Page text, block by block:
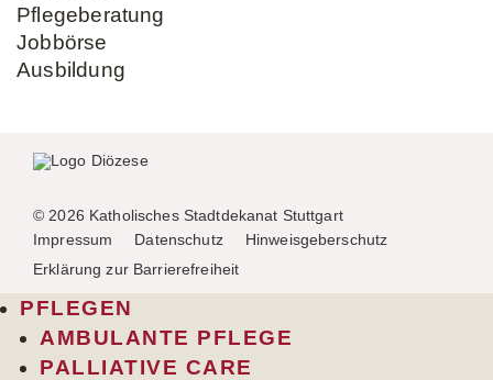
Pflegeberatung
Jobbörse
Ausbildung
© 2026 Katholisches Stadtdekanat Stuttgart
Impressum
Datenschutz
Hinweisgeberschutz
Erklärung zur Barrierefreiheit
PFLEGEN
AMBULANTE PFLEGE
PALLIATIVE CARE